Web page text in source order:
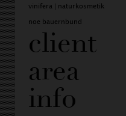
vinifera | naturkosmetik
noe bauernbund
client
area
info